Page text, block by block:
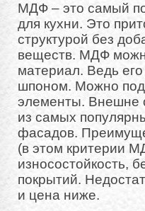
МДФ – это самый
для кухни. Это
структурой без
веществ. МДФ
материал. Ведь
шпоном. Можно
элементы. Внешне
из самых
фасадов.
(в этом критерии
износостойкость,
покрытий.
и цена ниже.